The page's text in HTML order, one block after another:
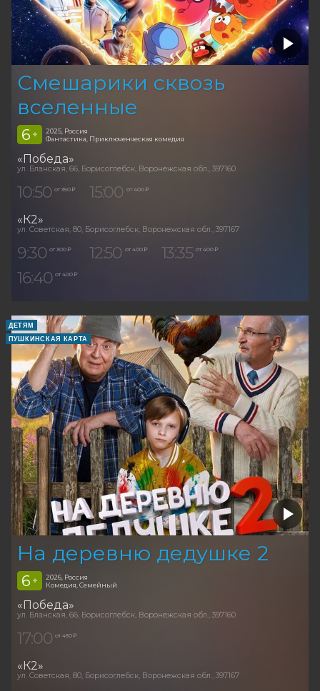
Смешарики сквозь
вселенные
6 +
2025, Россия
Фантастика, Приключенческая комедия
«Победа»
ул. Бланская, 66, Борисоглебск, Воронежская обл., 397160
10:50 от 350 ₽ 15:00 от 400 ₽
«К2»
ул. Советская, 80, Борисоглебск, Воронежская обл., 397167
9:30 от 300 ₽ 12:50 от 400 ₽ 13:35 от 400 ₽
16:40 от 400 ₽
ДЕТЯМ
ПУШКИНСКАЯ КАРТА
На деревню дедушке 2
6 +
2026, Россия
Комедия, Семейный
«Победа»
ул. Бланская, 66, Борисоглебск, Воронежская обл., 397160
17:00 от 450 ₽
«К2»
ул. Советская, 80, Борисоглебск, Воронежская обл., 397167